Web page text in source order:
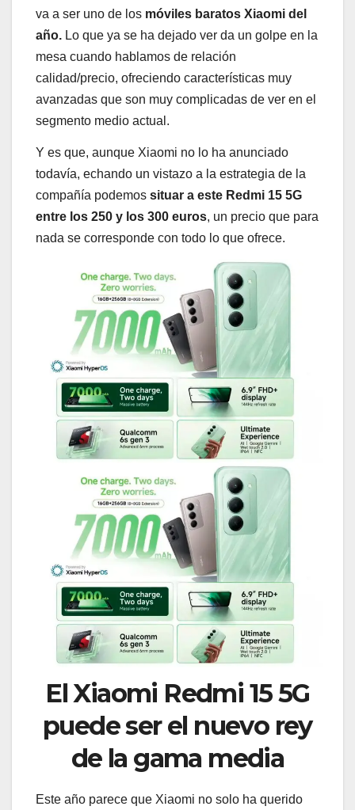
va a ser uno de los móviles baratos Xiaomi del
año. Lo que ya se ha dejado ver da un golpe en la
mesa cuando hablamos de relación
calidad/precio, ofreciendo características muy
avanzadas que son muy complicadas de ver en el
segmento medio actual.
Y es que, aunque Xiaomi no lo ha anunciado
todavía, echando un vistazo a la estrategia de la
compañía podemos situar a este Redmi 15 5G
entre los 250 y los 300 euros, un precio que para
nada se corresponde con todo lo que ofrece.
El Xiaomi Redmi 15 5G
puede ser el nuevo rey
de la gama media
Este año parece que Xiaomi no solo ha querido